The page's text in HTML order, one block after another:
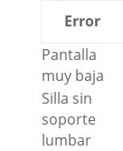
Error
Pantalla
muy baja
Silla sin
soporte
lumbar